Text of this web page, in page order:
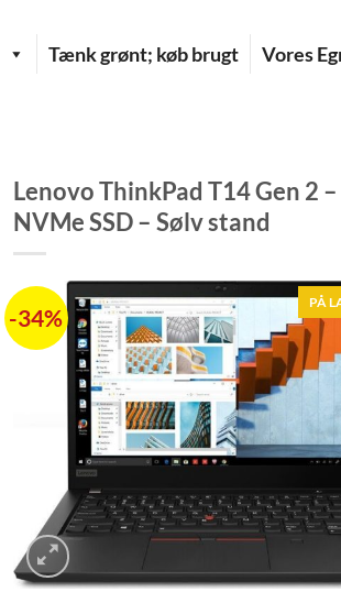
Tænk grønt; køb brugt Vores
Lenovo ThinkPad T14 Gen 2
NVMe SSD – Sølv stand
-34%
PÅ